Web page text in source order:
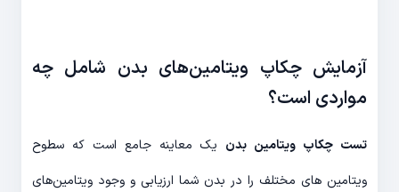
آزمایش چکاپ ویتامین‌های بدن شامل چه
مواردی است؟
تست چکاپ ویتامین بدن یک معاینه جامع است که سطوح
ویتامین های مختلف را در بدن شما ارزیابی و وجود ویتامین‌های